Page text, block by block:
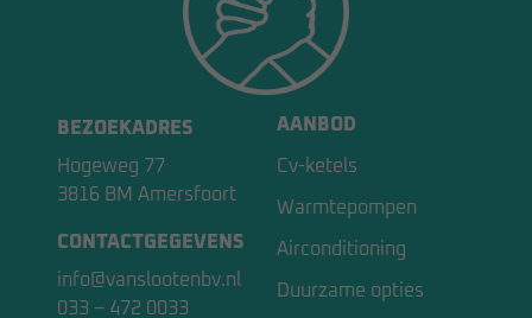
BEZOEKADRES
Hogeweg 77
3816 BM Amersfoort
CONTACTGEGEVENS
info@vanslootenbv.nl
033 – 472 0033
AANBOD
Cv-ketels
Warmtepompen
Airconditioning
Duurzame opties